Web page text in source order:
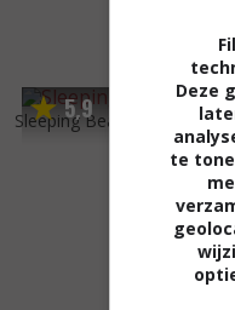
5,9
Sleeping Beauty
Deze
te